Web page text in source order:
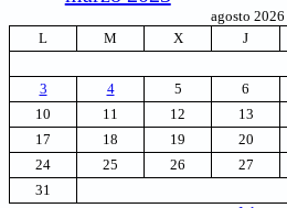
agosto 2026
L
M X J
3
4 5 6
10
11 12 13
17
18 19 20
24
25 26 27
31